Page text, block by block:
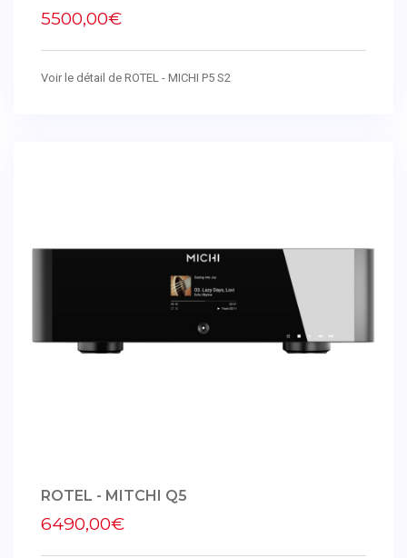
5500,00€
Voir le détail de ROTEL - MICHI P5 S2
ROTEL - MITCHI Q5
6490,00€